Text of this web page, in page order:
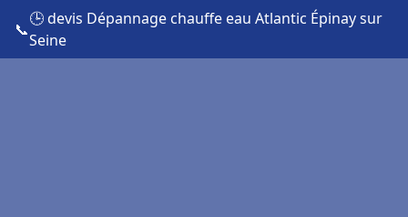
📞
🕒 devis Dépannage chauffe eau Atlantic Épinay sur
Seine